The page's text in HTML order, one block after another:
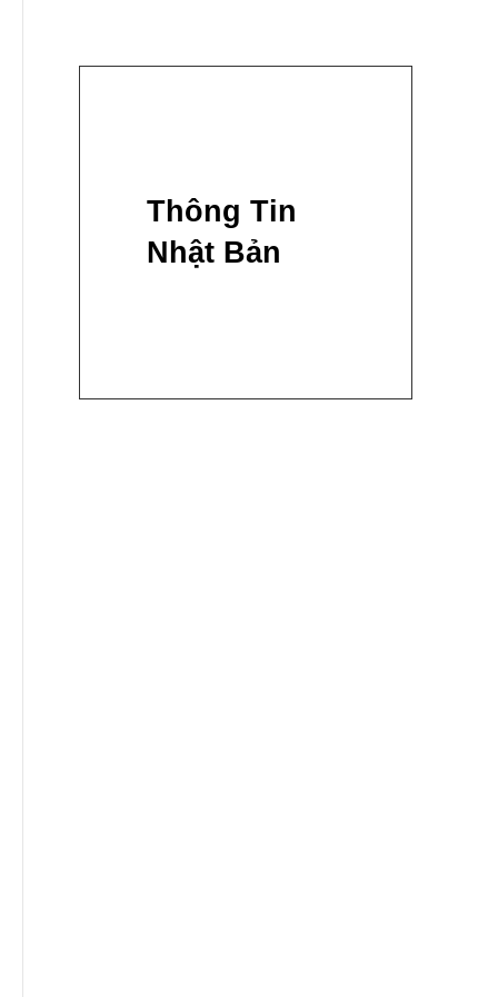
Thông Tin
Nhật Bản